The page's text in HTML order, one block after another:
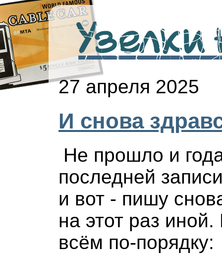
Узелки
27 апреля 2025
И снова
Не прошло и
последней
и вот - пишу
на этот раз
всём по-порядку: